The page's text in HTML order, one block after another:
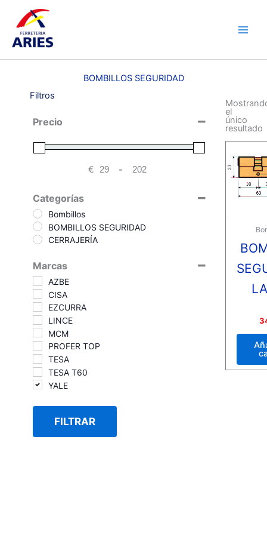
contenido
BOMBILLOS SEGURIDAD
Filtros
Precio
€ Minimum Price
-Maximum Price
Categorías
Bombillos
BOMBILLOS SEGURIDAD
CERRAJERÍA
Marcas
AZBE
CISA
EZCURRA
LINCE
MCM
PROFER TOP
TESA
TESA T60
YALE
FILTRAR
el
único
resultado
0